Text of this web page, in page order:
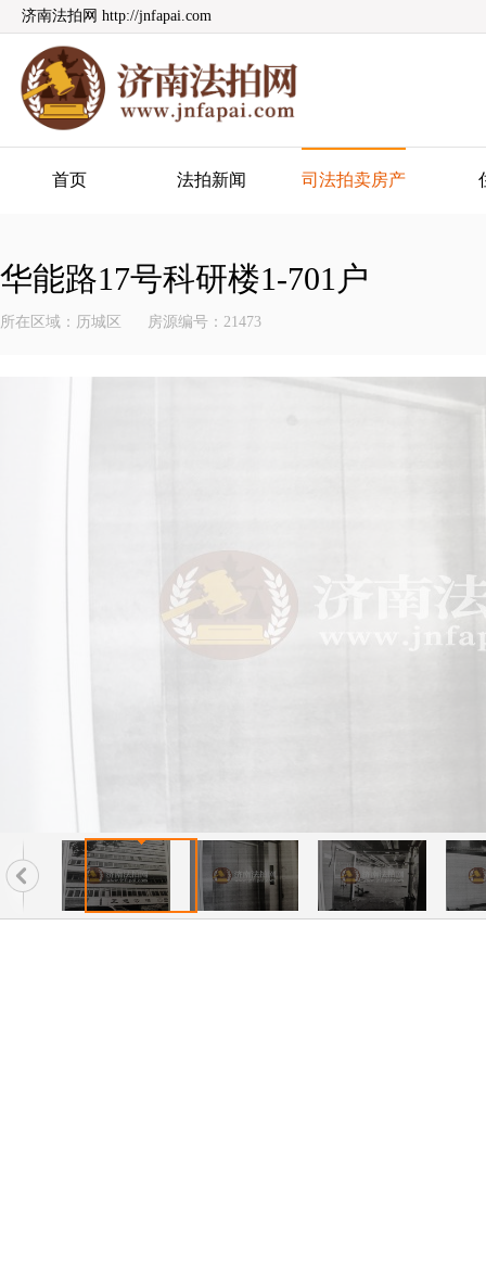
济南法拍网 http://jnfapai.com
济南法拍网
首页 法拍新闻 司法拍卖房产
华能路17号科研楼1-701户
所在区域：历城区 房源编号：21473